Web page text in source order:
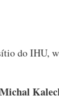
do IHU,